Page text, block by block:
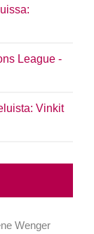
League -
Vinkit
Wenger